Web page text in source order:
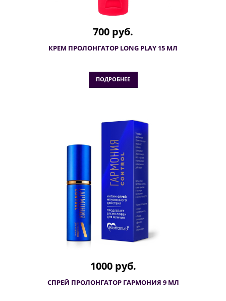
700 руб.
КРЕМ ПРОЛОНГАТОР LONG PLAY 15 МЛ
ПОДРОБНЕЕ
1000 руб.
СПРЕЙ ПРОЛОНГАТОР ГАРМОНИЯ 9 МЛ